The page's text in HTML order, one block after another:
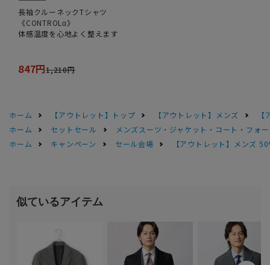
長袖クルーネックTシャツ
《CONTROLα》
体感温度を心地よく整えます
847円1,210円
ホーム 【アウトレット】トップ 【アウトレット】メンズ
ホーム
セットセール
メンズスーツ・ジャケット・コート・フォ
ホーム
キャンペーン セール会場 【アウトレット】メンズ